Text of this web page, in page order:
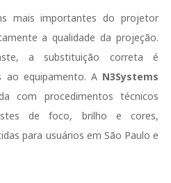
mais importantes do projetor
a qualidade da projeção.
a substituição correta é
ao equipamento. A N3Systems
com procedimentos técnicos
de foco, brilho e cores,
para usuários em São Paulo e